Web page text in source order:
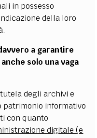
in possesso
della loro
a garantire
solo una vaga
degli archivi e
informativo
con quanto
digitale (e